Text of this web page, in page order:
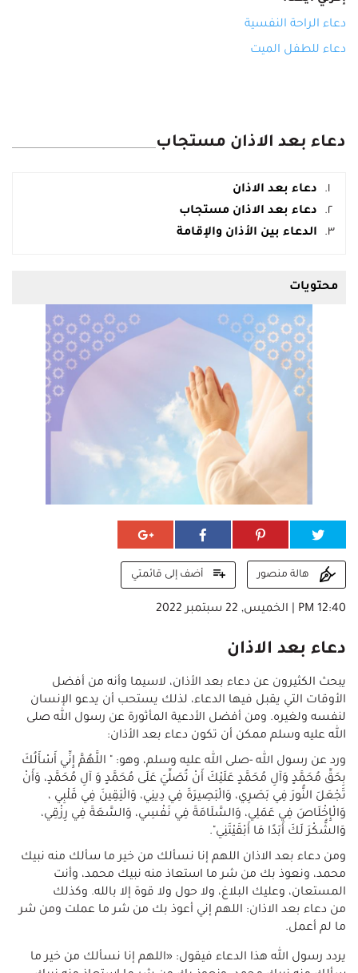
دعاء الراحة النفسية
دعاء للطفل الميت
دعاء بعد الاذان مستجاب
هالة منصور أضف إلى قائمتي
12:40 PM | الخميس, 22 سبتمبر 2022
محتويات
دعاء بعد الاذان
دعاء بعد الاذان مستجاب
الدعاء بين الأذان والإقامة
دعاء بعد الاذان
يبحث الكثيرون عن دعاء بعد الأذان، لاسيما وأنه من أفضل
الأوقات التي يقبل فيها الدعاء، لذلك يستحب أن يدعو الإنسان
لنفسه ولغيره. ومن أفضل الأدعية المأثورة عن رسول الله صلى
الله عليه وسلم ممكن أن تكون دعاء بعد الأذان:
ورد عن رسول الله -صلى الله عليه وسلم، وهو: " اللَّهُمَّ إِنِّي أَسْأَلُكَ
بِحَقِّ مُحَمَّدٍ وَآلِ مُحَمَّدٍ عَلَيْكَ أَنْ تُصَلِّيَ عَلَى مُحَمَّدٍ وَ آلِ مُحَمَّدٍ، وَأَنْ
تَجْعَلَ النُّورَ فِي بَصَرِي، وَالْبَصِيرَةَ فِي دِينِي، وَالْيَقِينَ فِي قَلْبِي ،
وَالْإِخْلَاصَ فِي عَمَلِي، وَالسَّلَامَةَ فِي نَفْسِي، وَالسَّعَةَ فِي رِزْقِي،
وَالشُّكْرَ لَكَ أَبَدًا مَا أَبْقَيْتَنِي".
ومن دعاء بعد الاذان اللهم إنا نسألك من خير ما سألك منه نبيك
محمد، ونعوذ بك من شر ما استعاذ منه نبيك محمد، وأنت
المستعان، وعليك البلاغ، ولا حول ولا قوة إلا بالله. وكذلك
من دعاء بعد الاذان: اللهم إني أعوذ بك من شر ما عملت ومن شر
ما لم أعمل.
يردد رسول الله هذا الدعاء فيقول: «اللهم إنا نسألك من خير ما